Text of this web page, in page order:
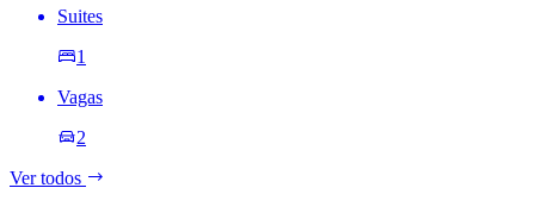
Suites
1
Vagas
2
Ver todos